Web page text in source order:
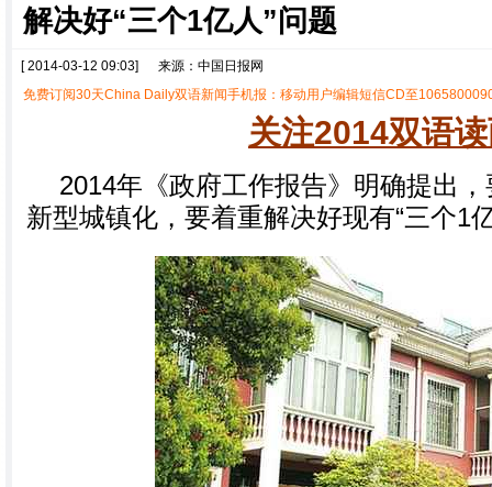
解决好“三个1亿人”问题
[ 2014-03-12 09:03]
来源：中国日报网
免费订阅30天China Daily双语新闻手机报：移动用户编辑短信CD至
关注2014双语
2014年《政府工作报告》明确提出
新型城镇化，要着重解决好现有“三个1